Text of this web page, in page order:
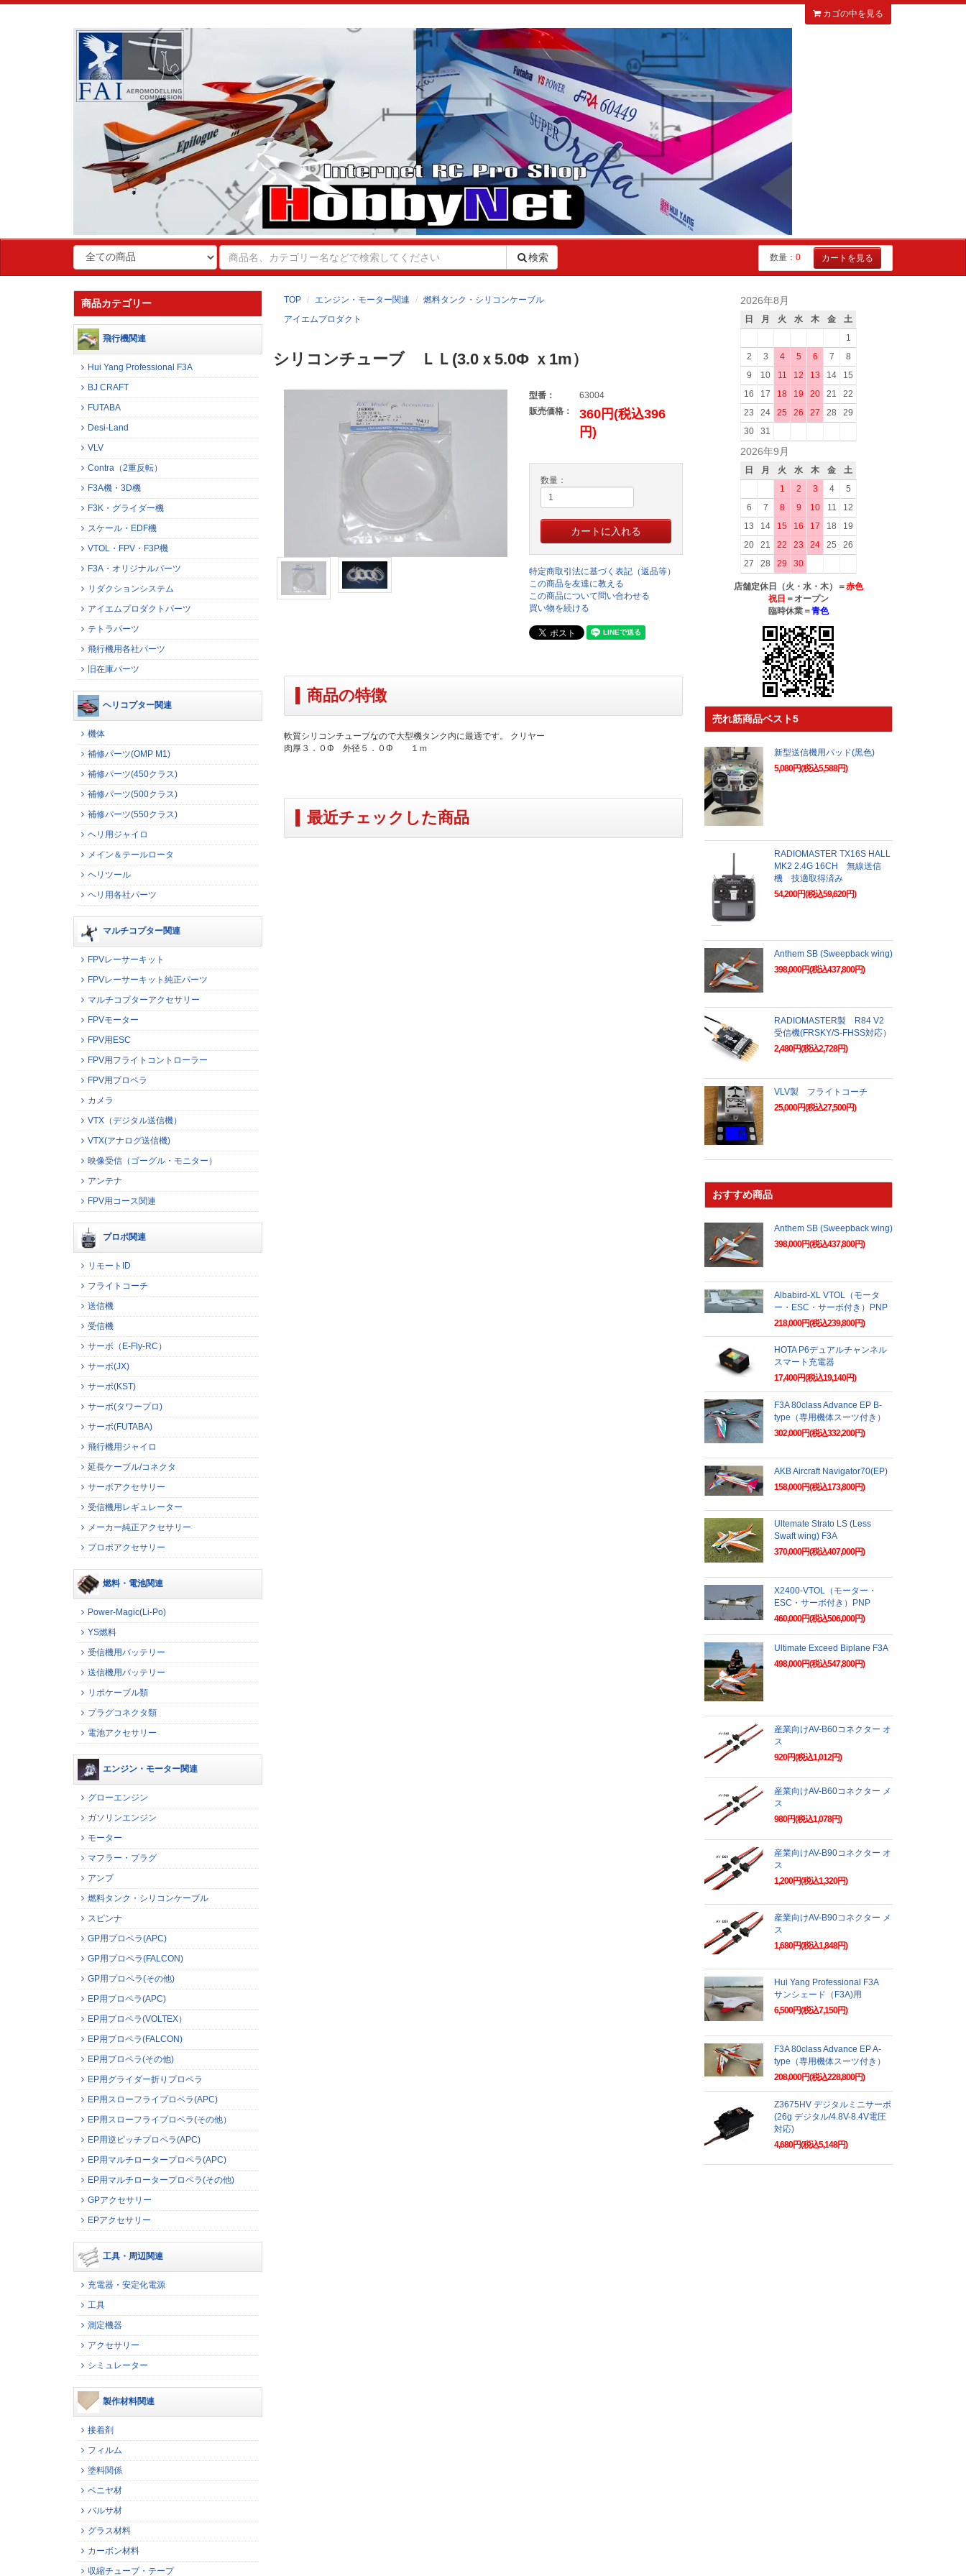
カゴの中を見る
検索 数量： 0 カートを見る
TOP エンジン・モーター関連
燃料タンク・シリコンケーブル
アイエムプロダクト
シリコンチューブ ＬＬ(3.0ｘ5.0Φ ｘ1m）
型番：
63004
販売価格：
360円(税込396
円)
数量：
特定商取引法に基づく表記（返品等）
この商品を友達に教える
この商品について問い合わせる
買い物を続ける
商品の特徴
軟質シリコンチューブなので大型機タンク内に最適です。 クリヤー
肉厚３．０Φ 外径５．０Φ １ｍ
最近チェックした商品
商品カテゴリー
飛行機関連
Hui Yang Professional F3A
BJ CRAFT
FUTABA
Desi-Land
VLV
Contra（2重反転）
F3A機・3D機
F3K・グライダー機
スケール・EDF機
VTOL・FPV・F3P機
F3A・オリジナルパーツ
リダクションシステム
アイエムプロダクトパーツ
テトラパーツ
飛行機用各社パーツ
旧在庫パーツ
ヘリコプター関連
機体
補修パーツ(OMP M1)
補修パーツ(450クラス)
補修パーツ(500クラス)
補修パーツ(550クラス)
ヘリ用ジャイロ
メイン＆テールロータ
ヘリツール
ヘリ用各社パーツ
マルチコプター関連
FPVレーサーキット
FPVレーサーキット純正パーツ
マルチコプターアクセサリー
FPVモーター
FPV用ESC
FPV用フライトコントローラー
FPV用プロペラ
カメラ
VTX（デジタル送信機）
VTX(アナログ送信機)
映像受信（ゴーグル・モニター）
アンテナ
FPV用コース関連
プロポ関連
リモートID
フライトコーチ
送信機
受信機
サーボ（E-Fly-RC）
サーボ(JX)
サーボ(KST)
サーボ(タワープロ)
サーボ(FUTABA)
飛行機用ジャイロ
延長ケーブル/コネクタ
サーボアクセサリー
受信機用レギュレーター
メーカー純正アクセサリー
プロポアクセサリー
燃料・電池関連
Power-Magic(Li-Po)
YS燃料
受信機用バッテリー
送信機用バッテリー
リポケーブル類
プラグコネクタ類
電池アクセサリー
エンジン・モーター関連
グローエンジン
ガソリンエンジン
モーター
マフラー・プラグ
アンプ
燃料タンク・シリコンケーブル
スピンナ
GP用プロペラ(APC)
GP用プロペラ(FALCON)
GP用プロペラ(その他)
EP用プロペラ(APC)
EP用プロペラ(VOLTEX）
EP用プロペラ(FALCON)
EP用プロペラ(その他)
EP用グライダー折りプロペラ
EP用スローフライプロペラ(APC)
EP用スローフライプロペラ(その他）
EP用逆ピッチプロペラ(APC)
EP用マルチロータープロペラ(APC)
EP用マルチロータープロペラ(その他)
GPアクセサリー
EPアクセサリー
工具・周辺関連
充電器・安定化電源
工具
測定機器
アクセサリー
シミュレーター
製作材料関連
接着剤
フィルム
塗料関係
ベニヤ材
バルサ材
グラス材料
カーボン材料
収縮チューブ・テープ
2026年8月
日 月 火 水 木 金
土
1
2
3 4 5 6 7
8
9
10 11 12 13 14
15
16
17 18 19 20 21
22
23
24 25 26 27 28
29
30
31
2026年9月
日 月 火 水 木 金
土
1
2 3 4
5
6
7 8 9 10 11
12
13
14 15 16 17 18
19
20
21 22 23 24 25
26
27
28 29 30
店舗定休日（火・水・木）＝赤色
祝日 ＝オープン
臨時休業＝青色
売れ筋商品ベスト5
新型送信機用パッド(黒色)
5,080円(税込5,588円)
RADIOMASTER TX16S HALL
MK2 2.4G 16CH 無線送信
機 技適取得済み
54,200円(税込59,620円)
Anthem SB (Sweepback wing)
398,000円(税込437,800円)
RADIOMASTER製 R84 V2
受信機(FRSKY/S-FHSS対応）
2,480円(税込2,728円)
VLV製 フライトコーチ
25,000円(税込27,500円)
おすすめ商品
Anthem SB (Sweepback wing)
398,000円(税込437,800円)
Albabird-XL VTOL（モータ
ー・ESC・サーボ付き）PNP
218,000円(税込239,800円)
HOTA P6デュアルチャンネル
スマート充電器
17,400円(税込19,140円)
F3A 80class Advance EP B-
type（専用機体スーツ付き）
302,000円(税込332,200円)
AKB Aircraft Navigator70(EP)
158,000円(税込173,800円)
Ultemate Strato LS (Less
Swaft wing) F3A
370,000円(税込407,000円)
X2400-VTOL（モーター・
ESC・サーボ付き）PNP
460,000円(税込506,000円)
Ultimate Exceed Biplane F3A
498,000円(税込547,800円)
産業向けAV-B60コネクター オ
ス
920円(税込1,012円)
産業向けAV-B60コネクター メ
ス
980円(税込1,078円)
産業向けAV-B90コネクター オ
ス
1,200円(税込1,320円)
産業向けAV-B90コネクター メ
ス
1,680円(税込1,848円)
Hui Yang Professional F3A
サンシェード（F3A)用
6,500円(税込7,150円)
F3A 80class Advance EP A-
type（専用機体スーツ付き）
208,000円(税込228,800円)
Z3675HV デジタルミニサーボ
(26g デジタル/4.8V-8.4V電圧
対応)
4,680円(税込5,148円)